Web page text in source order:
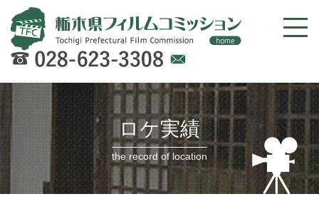
での
お問
い合
わせ
ロケ実績
the record of location